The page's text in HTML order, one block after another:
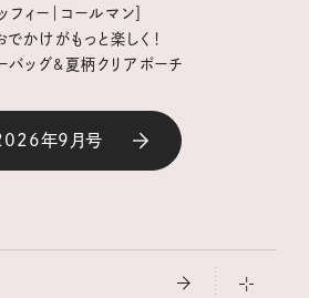
ッフィー｜コールマン］
でかけがもっと楽しく！
バッグ&夏柄クリアポーチ
年9月号